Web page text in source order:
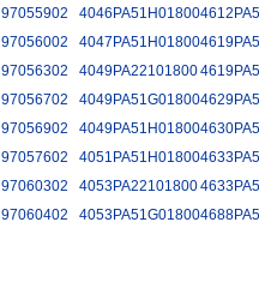
97055902
4046PA51H01800
97056002
4047PA51H01800
97056302
4049PA22101800
97056702
4049PA51G01800
97056902
4049PA51H01800
97057602
4051PA51H01800
97060302
4053PA22101800
97060402
4053PA51G01800